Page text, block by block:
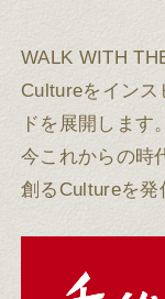
WALK WITH
Cultureをイン
ドを展開します。
今これからの時
創るCultureを発